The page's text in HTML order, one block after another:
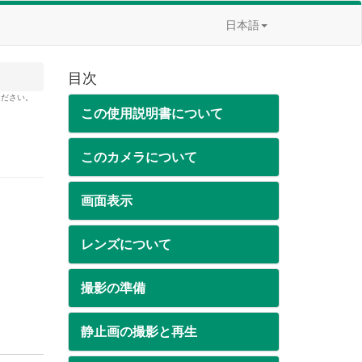
日本語
さい。
目次
この使用説明書について
このカメラについて
画面表示
レンズについて
撮影の準備
静止画の撮影と再生